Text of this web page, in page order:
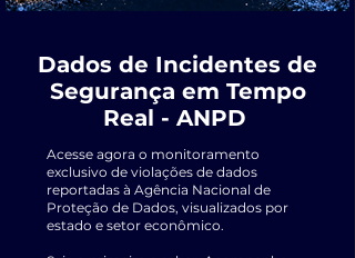
Dados de Incidentes de
Segurança em Tempo
Real - ANPD
Acesse agora o monitoramento
exclusivo de violações de dados
reportadas à Agência Nacional de
Proteção de Dados, visualizados por
estado e setor econômico.